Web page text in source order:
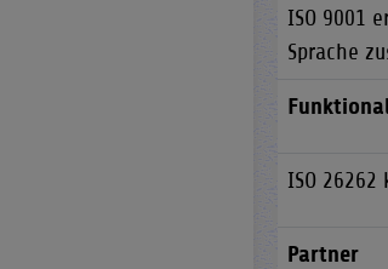
ISO 9001
Sprache
ISO 26262
Partner